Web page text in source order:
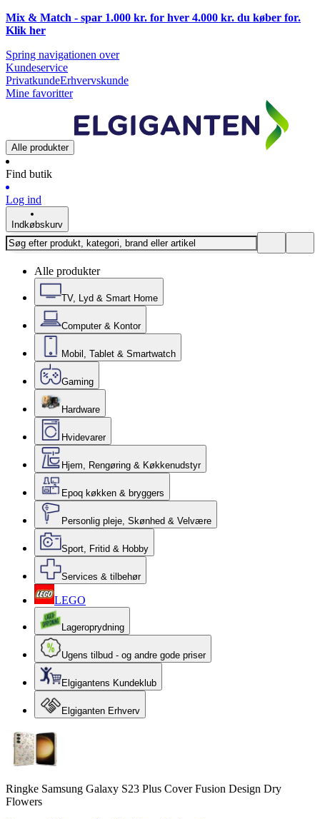
Mix & Match - spar 1.000 kr. for hver 4.000 kr. du køber for.
Klik her
Spring navigationen over
Kundeservice
PrivatkundeErhvervskunde
Mine favoritter
Alle produkter
Find butik
Log ind
Indkøbskurv
Alle produkter
TV, Lyd & Smart Home
Computer & Kontor
Mobil, Tablet & Smartwatch
Gaming
Hardware
Hvidevarer
Hjem, Rengøring & Køkkenudstyr
Epoq køkken & bryggers
Personlig pleje, Skønhed & Velvære
Sport, Fritid & Hobby
Services & tilbehør
LEGO
Lageroprydning
Ugens tilbud - og andre gode priser
Elgigantens Kundeklub
Elgiganten Erhverv
Ringke Samsung Galaxy S23 Plus Cover Fusion Design Dry
Flowers